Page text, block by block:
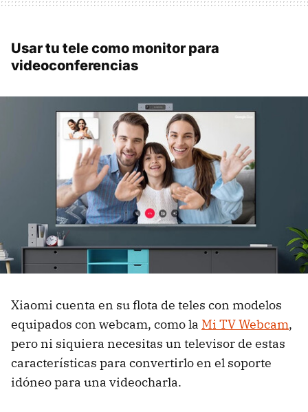
Usar tu tele como monitor para
videoconferencias
Xiaomi cuenta en su flota de teles con modelos
equipados con webcam, como la Mi TV Webcam,
pero ni siquiera necesitas un televisor de estas
características para convertirlo en el soporte
idóneo para una videocharla.